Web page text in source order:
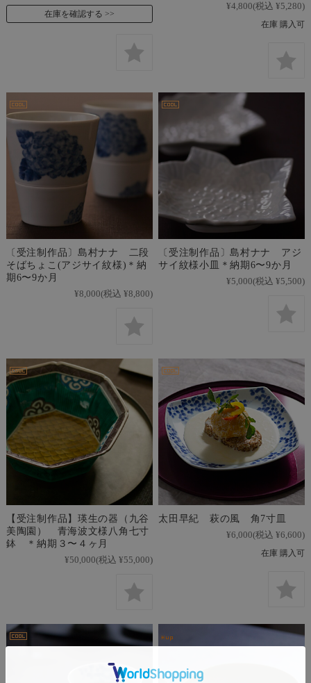
在庫を確認する
¥4,800(税込 ¥5,280)
在庫 購入可
〔受注制作品〕島村ナナ 二段
そばちょこ(アジサイ紋様)＊納
期6〜9か月
¥8,000(税込 ¥8,800)
〔受注制作品〕島村ナナ アジ
サイ紋様小皿＊納期6〜9か月
¥5,000(税込 ¥5,500)
【受注制作品】瑛生の器（九谷
美陶園） 青海波文様八角七寸
鉢 ＊納期３〜４ヶ月
¥50,000(税込 ¥55,000)
太田早紀 萩の風 角7寸皿
¥6,000(税込 ¥6,600)
在庫 購入可